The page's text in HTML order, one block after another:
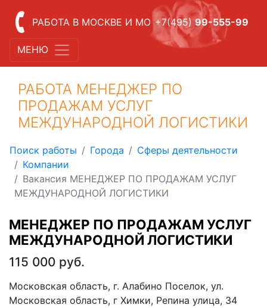
РАБОТА В МОСКВЕ И МО +7(495) 99-555-99
МЕНЮ
РАБОТА МЕНЕДЖЕР ПО
ПРОДАЖАМ УСЛУГ
МЕЖДУНАРОДНОЙ ЛОГИСТИКИ
Поиск работы Города
Сферы деятельности
Компании
Вакансия МЕНЕДЖЕР ПО ПРОДАЖАМ УСЛУГ
МЕЖДУНАРОДНОЙ ЛОГИСТИКИ
МЕНЕДЖЕР ПО ПРОДАЖАМ УСЛУГ
МЕЖДУНАРОДНОЙ ЛОГИСТИКИ
115 000 руб.
Московская область, г. Алабино Поселок, ул.
Московская область, г Химки, Репина улица, 34